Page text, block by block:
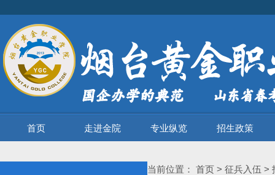
首页 走进金院 专业纵览 招生政策
当前位置： 首页 > 征兵入伍 >